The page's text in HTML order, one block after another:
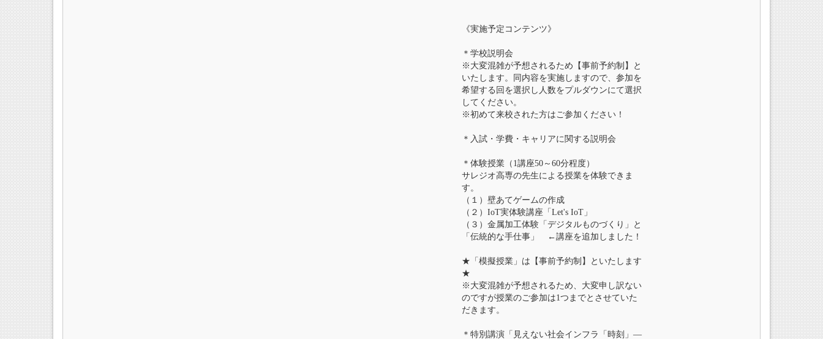
《実施予定コンテンツ》
＊学校説明会
※大変混雑が予想されるため【事前予約制】と
いたします。同内容を実施しますので、参加を
希望する回を選択し人数をプルダウンにて選択
してください。
※初めて来校された方はご参加ください！
＊入試・学費・キャリアに関する説明会
＊体験授業（1講座50～60分程度）
サレジオ高専の先生による授業を体験できま
す。
（１）壁あてゲームの作成
（２）IoT実体験講座「Let's IoT」
（３）金属加工体験「デジタルものづくり」と
「伝統的な手仕事」 ←講座を追加しました！
★「模擬授業」は【事前予約制】といたします
★
※大変混雑が予想されるため、大変申し訳ない
のですが授業のご参加は1つまでとさせていた
だきます。
＊特別講演「見えない社会インフラ「時刻」―